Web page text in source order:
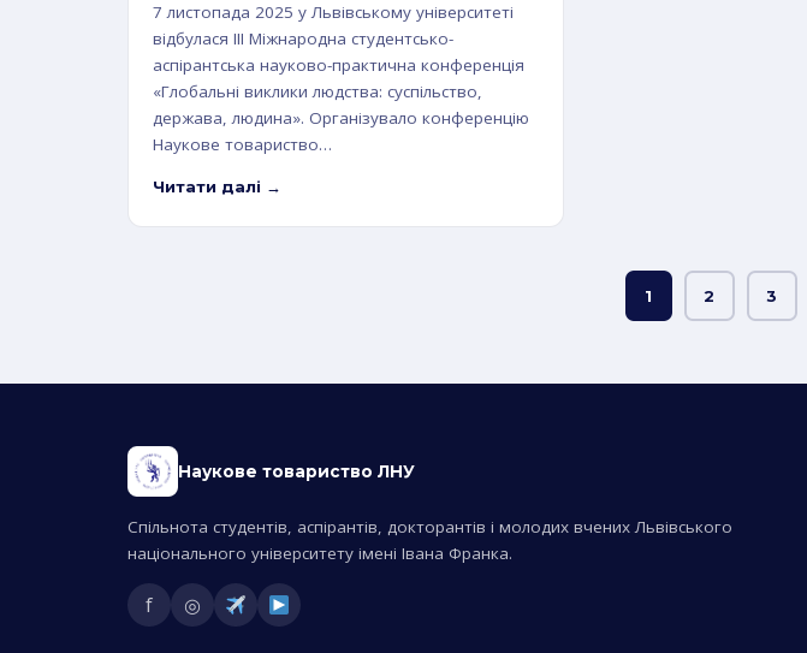
7 листопада 2025 у Львівському університеті
відбулася III Міжнародна студентсько-
аспірантська науково-практична конференція
«Глобальні виклики людства: суспільство,
держава, людина». Організувало конференцію
Наукове товариство…
Читати далі
1 2 3
Наукове товариство ЛНУ
Спільнота студентів, аспірантів, докторантів і молодих вчених Львівського
національного університету імені Івана Франка.
f ◎